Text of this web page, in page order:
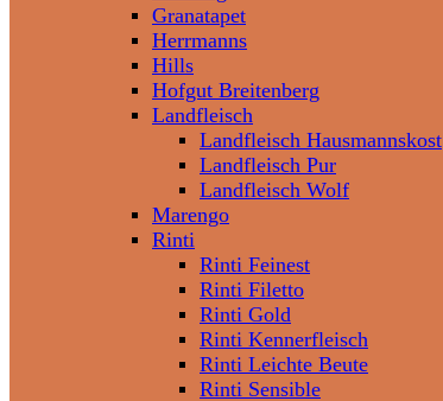
Granatapet
Herrmanns
Hills
Hofgut Breitenberg
Landfleisch
Landfleisch Hausmannskost
Landfleisch Pur
Landfleisch Wolf
Marengo
Rinti
Rinti Feinest
Rinti Filetto
Rinti Gold
Rinti Kennerfleisch
Rinti Leichte Beute
Rinti Sensible